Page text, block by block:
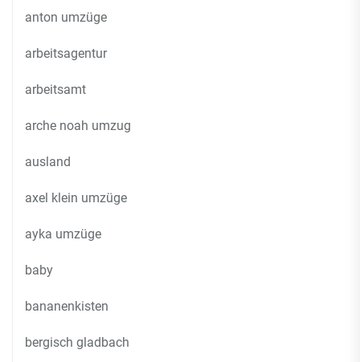
anton umzüge
arbeitsagentur
arbeitsamt
arche noah umzug
ausland
axel klein umzüge
ayka umzüge
baby
bananenkisten
bergisch gladbach